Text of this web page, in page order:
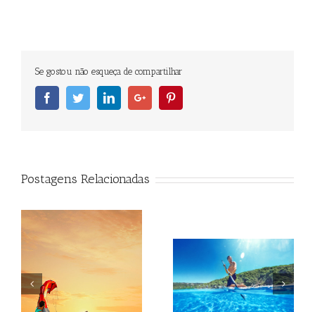
Se gostou não esqueça de compartilhar
FacebookTwitterLinkedinGoogleplus
Postagens Relacionadas
Beagle Beagle